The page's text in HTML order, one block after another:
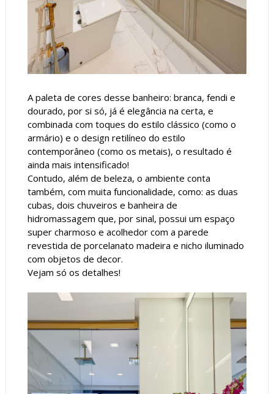
A paleta de cores desse banheiro: branca, fendi e
dourado, por si só, já é elegância na certa, e
combinada com toques do estilo clássico (como o
armário) e o design retilíneo do estilo
contemporâneo (como os metais), o resultado é
ainda mais intensificado!
Contudo, além de beleza, o ambiente conta
também, com muita funcionalidade, como: as duas
cubas, dois chuveiros e banheira de
hidromassagem que, por sinal, possui um espaço
super charmoso e acolhedor com a parede
revestida de porcelanato madeira e nicho iluminado
com objetos de decor.
Vejam só os detalhes!